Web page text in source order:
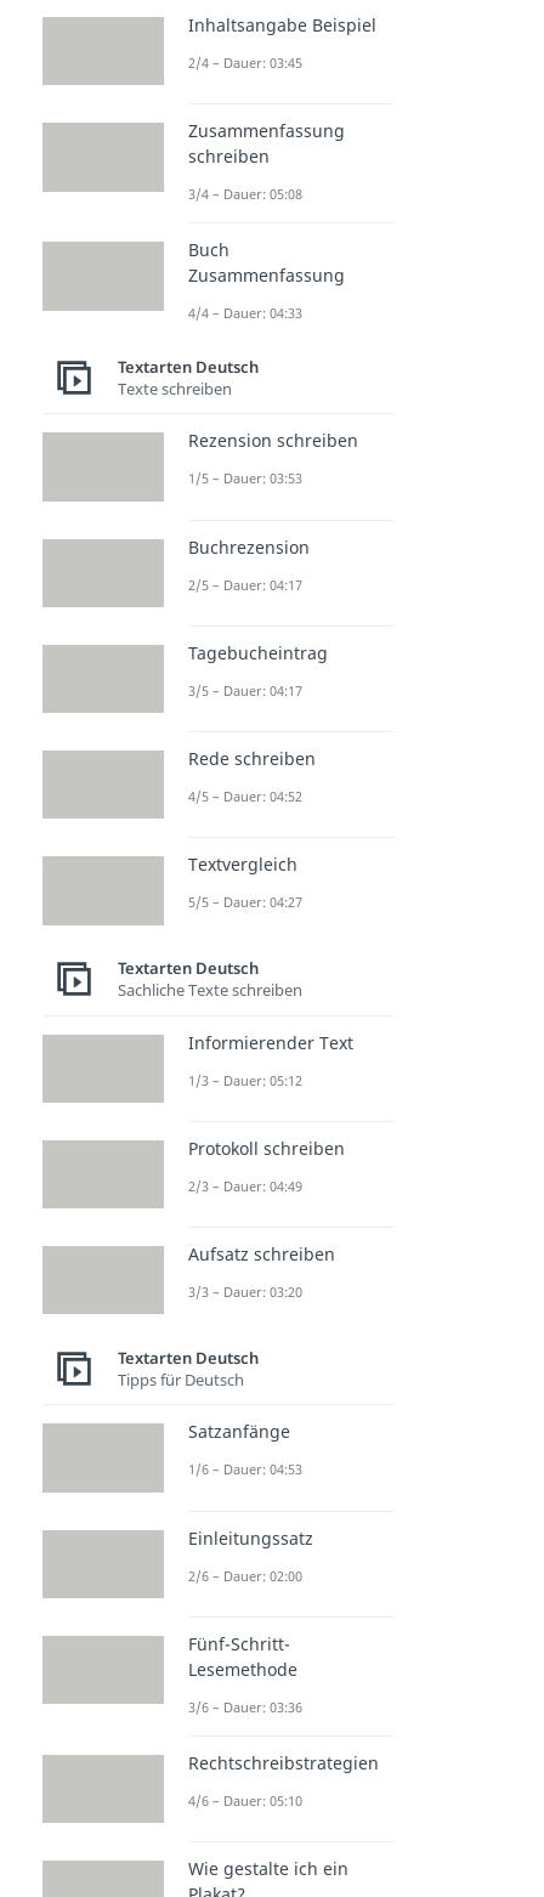
Inhaltsangabe Beispiel
2/4 – Dauer: 03:45
Zusammenfassung
schreiben
3/4 – Dauer: 05:08
Buch
Zusammenfassung
4/4 – Dauer: 04:33
Textarten Deutsch
Texte schreiben
Rezension schreiben
1/5 – Dauer: 03:53
Buchrezension
2/5 – Dauer: 04:17
Tagebucheintrag
3/5 – Dauer: 04:17
Rede schreiben
4/5 – Dauer: 04:52
Textvergleich
5/5 – Dauer: 04:27
Textarten Deutsch
Sachliche Texte schreiben
Informierender Text
1/3 – Dauer: 05:12
Protokoll schreiben
2/3 – Dauer: 04:49
Aufsatz schreiben
3/3 – Dauer: 03:20
Textarten Deutsch
Tipps für Deutsch
Satzanfänge
1/6 – Dauer: 04:53
Einleitungssatz
2/6 – Dauer: 02:00
Fünf-Schritt-
Lesemethode
3/6 – Dauer: 03:36
Rechtschreibstrategien
4/6 – Dauer: 05:10
Wie gestalte ich ein